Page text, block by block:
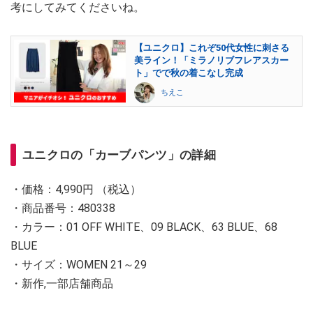
考にしてみてくださいね。
【ユニクロ】これぞ50代女性に刺さる
美ライン！「ミラノリブフレアスカー
ト」でで秋の着こなし完成
ちえこ
ユニクロの「カーブパンツ」の詳細
・価格：4,990円 （税込）
・商品番号：480338
・カラー：01 OFF WHITE、09 BLACK、63 BLUE、68
BLUE
・サイズ：WOMEN 21～29
・新作,一部店舗商品